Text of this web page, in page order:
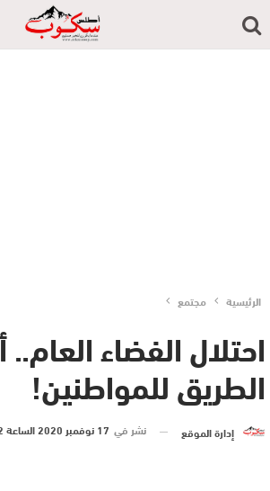
الرئيسية مجتمع
احتلال الفضاء
الطريق للمواطنين!
إدارة الموقع نشر في 17 نوفمبر 2020 الساعة 2 و 54 دقيقة